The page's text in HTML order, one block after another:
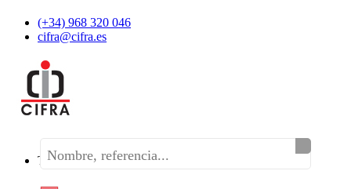
(+34) 968 320 046
cifra@cifra.es
Teléfono:(+34) 968 320 046